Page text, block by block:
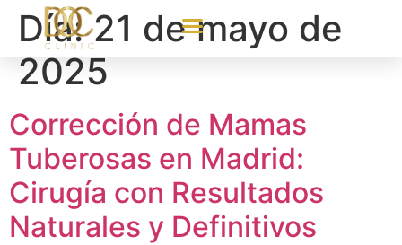
Día:21 de mayo de
2025
Corrección de Mamas
Tuberosas en Madrid:
Cirugía con Resultados
Naturales y Definitivos